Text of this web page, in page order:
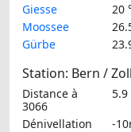
Giesse
20
Moossee
Gürbe
Station: Bern /
Distance à
3066
5.9
Dénivellation
-